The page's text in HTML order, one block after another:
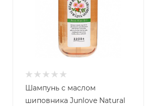
Шампунь с маслом
шиповника Junlove Natural